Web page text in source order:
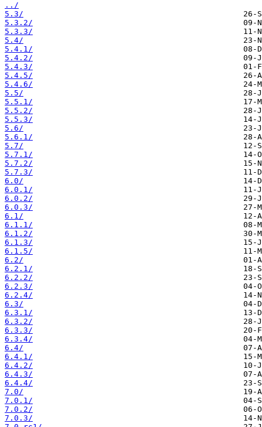
../
5.3/
5.3.2/
5.3.3/
5.4/
5.4.1/
5.4.2/
5.4.3/
5.4.5/
5.4.6/
5.5/
5.5.1/
5.5.2/
5.5.3/
5.6/
5.6.1/
5.7/
5.7.1/
5.7.2/
5.7.3/
6.0/
6.0.1/
6.0.2/
6.0.3/
6.1/
6.1.1/
6.1.2/
6.1.3/
6.1.5/
6.2/
6.2.1/
6.2.2/
6.2.3/
6.2.4/
6.3/
6.3.1/
6.3.2/
6.3.3/
6.3.4/
6.4/
6.4.1/
6.4.2/
6.4.3/
6.4.4/
7.0/
7.0.1/
7.0.2/
7.0.3/